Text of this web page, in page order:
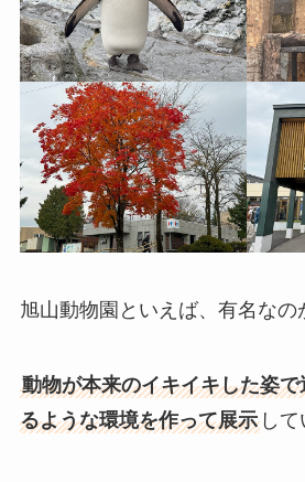
旭山動物園といえば、有名なの
動物が本来のイキイキした姿
るような環境を作って展示して